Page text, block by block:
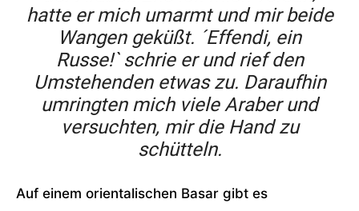
hatte er mich umarmt und mir beide
Wangen geküßt. ´Effendi, ein
Russe!` schrie er und rief den
Umstehenden etwas zu. Daraufhin
umringten mich viele Araber und
versuchten, mir die Hand zu
schütteln.
Auf einem orientalischen Basar gibt es